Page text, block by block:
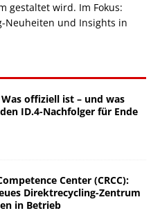
gestaltet wird. Im Fokus:
Neuheiten und Insights in
Was offiziell ist – und was
ID.4-Nachfolger für Ende
Center (CRCC):
Direktrecycling-Zentrum
in Betrieb